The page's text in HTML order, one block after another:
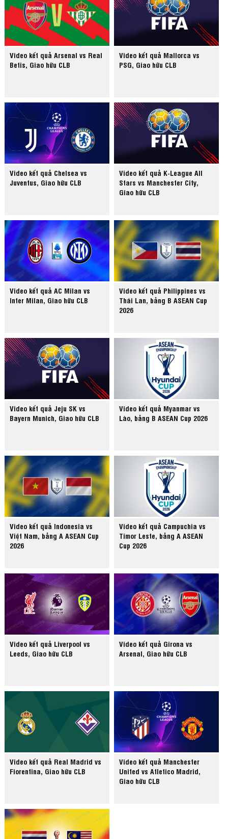
Video kết quả Arsenal vs Real
Betis, Giao hữu CLB
Video kết quả Mallorca vs
PSG, Giao hữu CLB
Video kết quả Chelsea vs
Juventus, Giao hữu CLB
Video kết quả K-League All
Stars vs Manchester City,
Giao hữu CLB
Video kết quả AC Milan vs
Inter Milan, Giao hữu CLB
Video kết quả Philippines vs
Thái Lan, bảng B ASEAN Cup
2026
Video kết quả Jeju SK vs
Bayern Munich, Giao hữu CLB
Video kết quả Myanmar vs
Lào, bảng B ASEAN Cup 2026
Video kết quả Indonesia vs
Việt Nam, bảng A ASEAN Cup
2026
Video kết quả Campuchia vs
Timor Leste, bảng A ASEAN
Cup 2026
Video kết quả Liverpool vs
Leeds, Giao hữu CLB
Video kết quả Girona vs
Arsenal, Giao hữu CLB
Video kết quả Real Madrid vs
Fiorentina, Giao hữu CLB
Video kết quả Manchester
United vs Atletico Madrid,
Giao hữu CLB